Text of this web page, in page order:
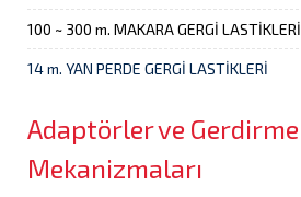
100 ~ 300 m. MAKARA GERGİ LASTİKLERİ
14 m. YAN PERDE GERGİ LASTİKLERİ
Adaptörler ve Gerdirme
Mekanizmaları